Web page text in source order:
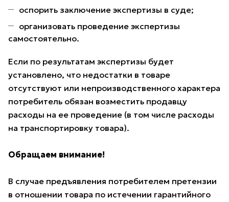
оспорить заключение экспертизы в суде;
организовать проведение экспертизы
самостоятельно.
Если по результатам экспертизы будет
установлено, что недостатки в товаре
отсутствуют или непроизводственного характера
потребитель обязан возместить продавцу
расходы на ее проведение (в том числе расходы
на транспортировку товара).
Обращаем внимание!
В случае предъявления потребителем претензии
в отношении товара по истечении гарантийного